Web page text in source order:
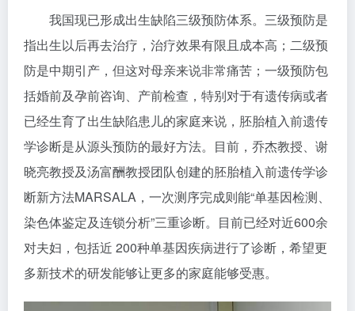
我国现已形成出生缺陷三级预防体系。三级预防是
指出生以后再去治疗，治疗效果有限且成本高；二级预
防是中期引产，但这对母亲来说非常痛苦；一级预防包
括婚前及孕前咨询、产前检查，特别对于有遗传病或者
已经生育了出生缺陷患儿的家庭来说，胚胎植入前遗传
学诊断是从源头预防的最好方法。目前，乔杰教授、谢
晓亮教授及汤富酬教授团队创建的胚胎植入前遗传学诊
断新方法MARSALA，一次测序完成则能“单基因检测、
染色体鉴定及连锁分析”三重诊断。目前已经对近600余
对夫妇，包括近 200种单基因疾病进行了诊断，希望更
多新技术的研发能够让更多的家庭能够受惠。